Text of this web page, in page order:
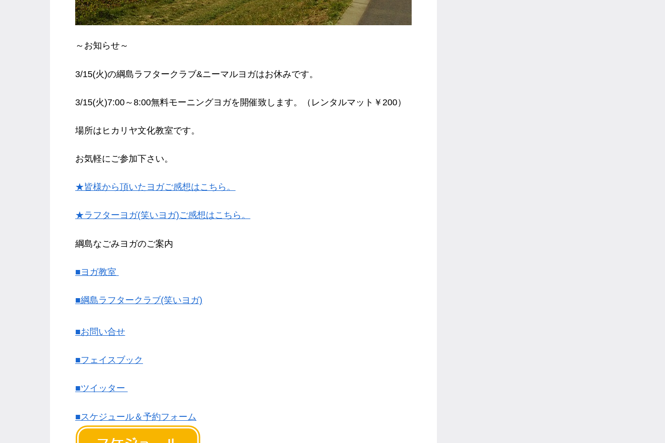
～お知らせ～
3/15(火)の綱島ラフタークラブ&ニーマルヨガはお休みです。
3/15(火)7:00～8:00無料モーニングヨガを開催致します。（レンタルマット￥200）
場所はヒカリヤ文化教室です。
お気軽にご参加下さい。
★皆様から頂いたヨガご感想はこちら。
★ラフターヨガ(笑いヨガ)ご感想はこちら。
綱島なごみヨガのご案内
■ヨガ教室
■綱島ラフタークラブ(笑いヨガ)
■お問い合せ
■フェイスブック
■ツイッター
■スケジュール＆予約フォーム